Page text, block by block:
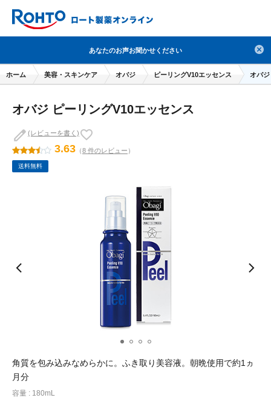
人気のキーワードで検索
目薬 ロートV5 日焼け止め 熱中症対策
デオコ セラミド オバジ ダーマセプトRX
アゼライン酸
冬虫夏草 セノビック
メラノCC
制汗剤 洗顔
ブランドから探す 使用用途から探す
注目の商品 を見る
ポイント交換品 を見る お問い合わせ
検索
商品を探す
あなたのお声お聞かせください
ホーム 美容・スキンケア オバジ ピーリングV10エッセンス オバ
オバジ ピーリングV10エッセンス
3.63 （8 件のレビュー ）
(レビューを書く)
送料無料
角質を包み込みなめらかに。ふき取り美容液。朝晩使用で約1ヵ
月分
容量 : 180mL